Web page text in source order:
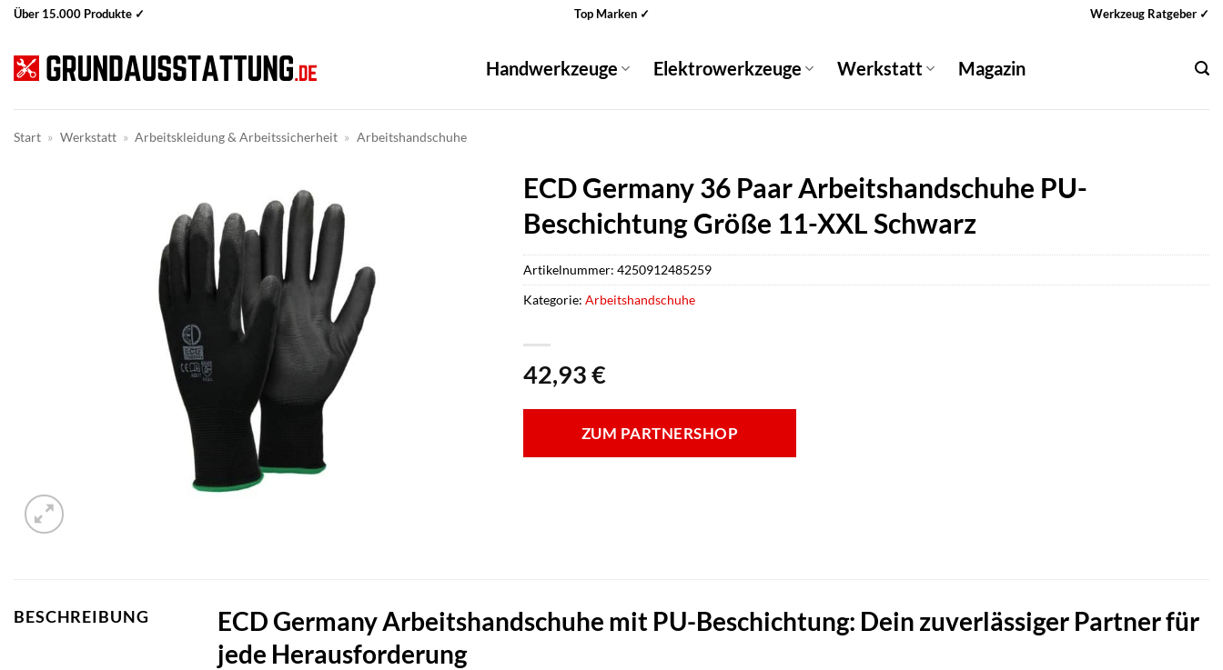
Zum
springen
Über 15.000 Produkte ✓ Top Marken ✓ Werkzeug Ratgeber ✓
Handwerkzeuge Elektrowerkzeuge Werkstatt Magazin
Start » Werkstatt » Arbeitskleidung & Arbeitssicherheit » Arbeitshandschuhe
ECD Germany 36 Paar Arbeitshandschuhe PU-
Beschichtung Größe 11-XXL Schwarz
42,93€
ZUM PARTNERSHOP
Artikelnummer: 4250912485259
Kategorie: Arbeitshandschuhe
BESCHREIBUNG
ECD Germany Arbeitshandschuhe mit PU-Beschichtung: Dein zuverlässiger Partner für
jede Herausforderung